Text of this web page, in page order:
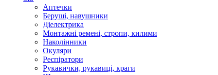
Аптечки
Беруші, навушники
Діелектрика
Монтажні ремені, стропи, килими
Наколінники
Окуляри
Респіратори
Рукавички, рукавиці, краги